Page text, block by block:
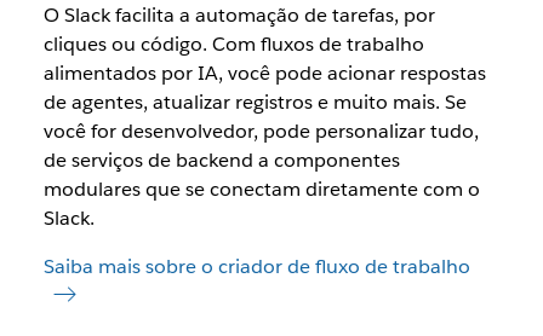
O Slack facilita a automação de tarefas, por
cliques ou código. Com fluxos de trabalho
alimentados por IA, você pode acionar respostas
de agentes, atualizar registros e muito mais. Se
você for desenvolvedor, pode personalizar tudo,
de serviços de backend a componentes
modulares que se conectam diretamente com o
Slack.
Saiba mais sobre o criador de fluxo de trabalho